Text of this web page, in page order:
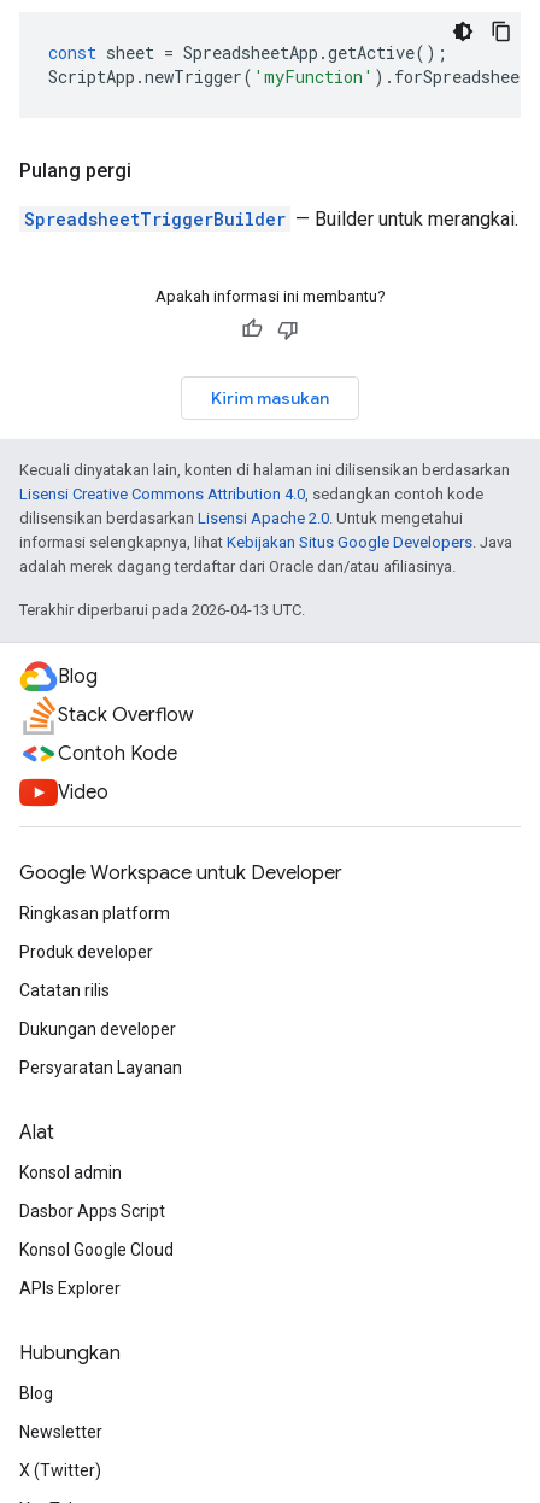
const sheet = SpreadsheetApp .getActive();
ScriptApp .newTrigger( 'myFunction' ). forSpreadsheet
Pulang pergi
SpreadsheetTriggerBuilder — Builder untuk merangkai.
Apakah informasi ini membantu?
Kirim masukan
Kecuali dinyatakan lain, konten di halaman ini dilisensikan berdasarkan
Lisensi Creative Commons Attribution 4.0, sedangkan contoh kode
dilisensikan berdasarkan Lisensi Apache 2.0. Untuk mengetahui
informasi selengkapnya, lihat Kebijakan Situs Google Developers. Java
adalah merek dagang terdaftar dari Oracle dan/atau afiliasinya.
Terakhir diperbarui pada 2026-04-13 UTC.
Blog
Stack Overflow
Contoh Kode
Video
Google Workspace untuk Developer
Ringkasan platform
Produk developer
Catatan rilis
Dukungan developer
Persyaratan Layanan
Alat
Konsol admin
Dasbor Apps Script
Konsol Google Cloud
APIs Explorer
Hubungkan
Blog
Newsletter
X (Twitter)